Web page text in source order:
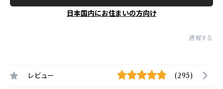
日本国内にお住まいの方向け
通報する
レビュー (295)